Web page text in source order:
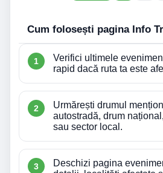
Cum folosești pagina Info
Verifici ultimele
rapid dacă ruta ta este
Urmărești drumul
autostradă, drum
sau sector local.
Deschizi pagina